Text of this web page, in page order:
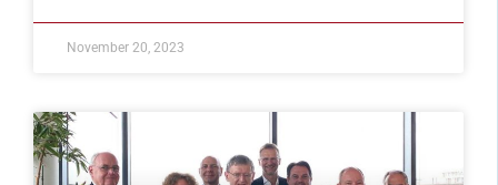
November 20, 2023